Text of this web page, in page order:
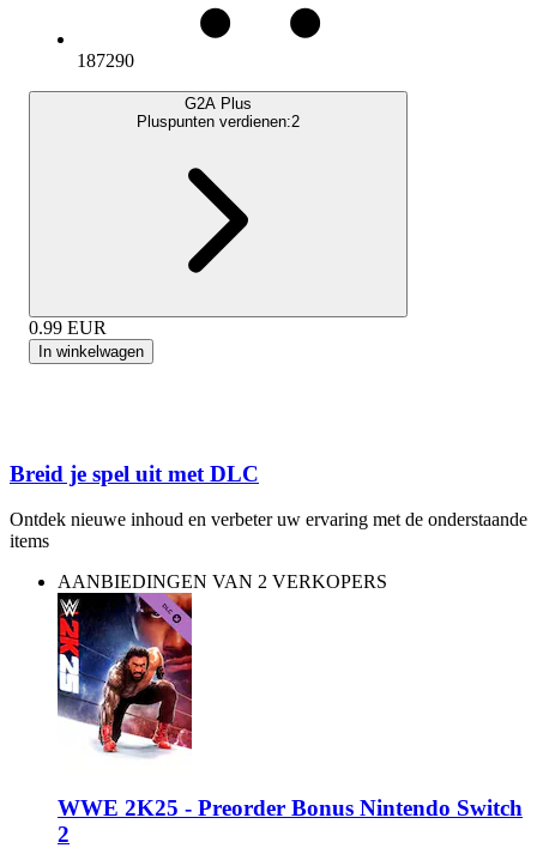
187290
G2A Plus
Pluspunten verdienen:2
0.99 EUR
In winkelwagen
Breid je spel uit met DLC
Ontdek nieuwe inhoud en verbeter uw ervaring met de onderstaande
items
AANBIEDINGEN VAN 2 VERKOPERS
WWE 2K25 - Preorder Bonus Nintendo Switch
2